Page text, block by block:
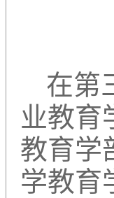
在第
业教育
教育学
学教育